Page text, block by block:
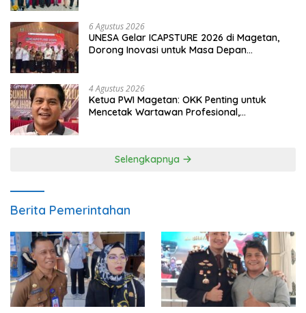
6 Agustus 2026
UNESA Gelar ICAPSTURE 2026 di Magetan,
Dorong Inovasi untuk Masa Depan
4 Agustus 2026
Ketua PWI Magetan: OKK Penting untuk
Mencetak Wartawan Profesional,
Selengkapnya
Berita Pemerintahan